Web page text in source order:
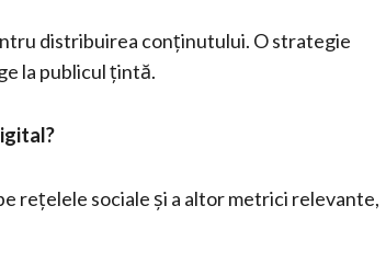
distribuirea conținutului. O strategie
la publicul țintă.
rețelele sociale și a altor metrici relevante,